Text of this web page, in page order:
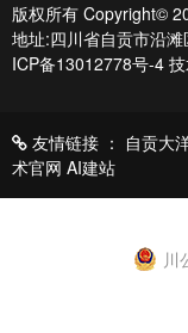
版权所有 Copyright©
地址:四川省自贡市沿
ICP备13012778号-4
友情链接 ： 自贡大
术官网 AI建站
川